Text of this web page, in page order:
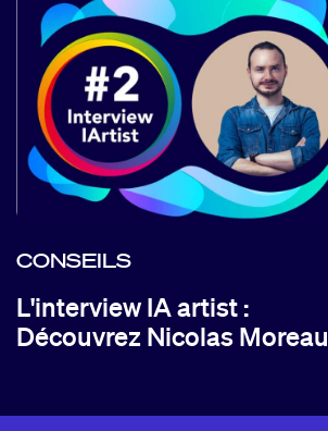
CONSEILS
L'interview IA artist :
Découvrez Nicolas Moreau